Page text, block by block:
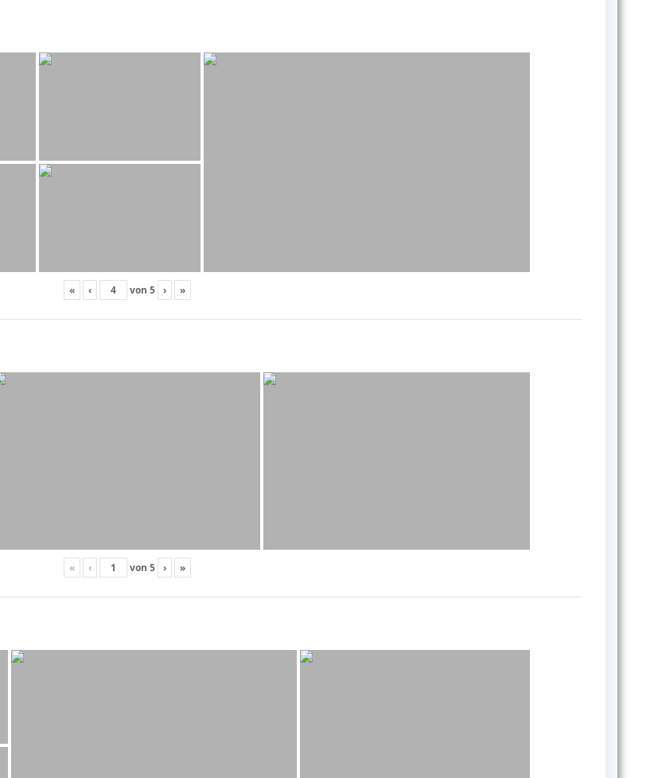
« ‹ von 5 › »
« ‹ von 5 › »